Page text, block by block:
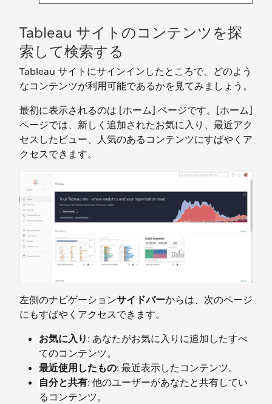
Tableau サイトのコンテンツを探
索して検索する
Tableau サイトにサインインしたところで、どのよう
なコンテンツが利用可能であるかを見てみましょう。
最初に表示されるのは [ホーム] ページです。[ホーム]
ページでは、新しく追加されたお気に入り、最近アク
セスしたビュー、人気のあるコンテンツにすばやくア
クセスできます。
左側のナビゲーションサイドバーからは、次のページ
にもすばやくアクセスできます。
お気に入り: あなたがお気に入りに追加したすべ
てのコンテンツ。
最近使用したもの: 最近表示したコンテンツ。
自分と共有: 他のユーザーがあなたと共有してい
るコンテンツ。